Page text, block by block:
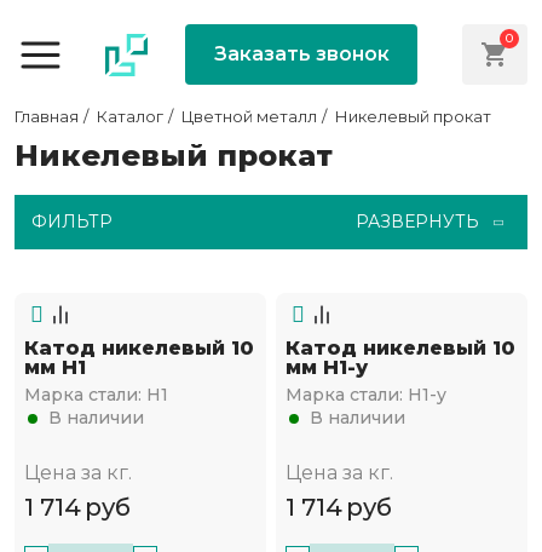
Заказать звонок
0
Главная Каталог Цветной металл Никелевый прокат
Никелевый прокат
ФИЛЬТР РАЗВЕРНУТЬ
Катод никелевый 10
мм Н1
Марка стали: Н1
В наличии
Цена за кг.
1 714 руб
Катод никелевый 10
мм Н1-у
Марка стали: Н1-у
В наличии
Цена за кг.
1 714 руб